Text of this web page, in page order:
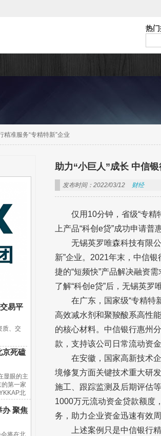
热门
精准服务“专精特新”企业
易平
质、交
京死磕
显眼的主
第一家
北
办 聚焦
将在北
助力“小巨人”成长 中信
发布时间：2022/03/12 财经
仅用10分钟，省级“专
上产品“科创e贷”成功申请普
无锡英罗唯森科技有限
新”企业。2021年末，中信
捷的“短频快”产品解决融资
了解“科创e贷”后，无锡英罗
在广东，国家级“专精
高效减水剂和聚羧酸系高性
的核心材料。中信银行惠州
款，支持该公司日常流动资
在安徽，国家高新技术
境修复方面关键技术重大研
施工、跟踪监测及后期评估
1000万元流动资金贷款额度
务，助力企业资金迅速有效
上述案例只是中信银行